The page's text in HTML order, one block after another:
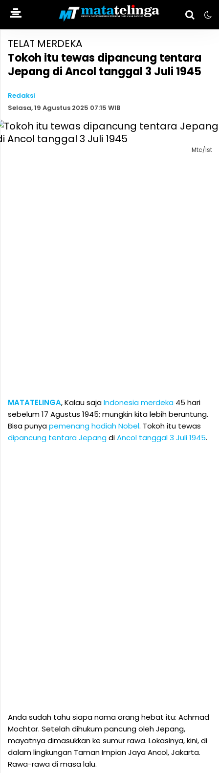
TELAT MERDEKA
Tokoh itu tewas dipancung tentara
Jepang di Ancol tanggal 3 Juli 1945
Redaksi
Selasa, 19 Agustus 2025 07:15 WIB
Mtc/Ist
MATATELINGA, Kalau sajaIndonesia merdeka 45 hari
sebelum 17 Agustus 1945; mungkin kita lebih beruntung.
Bisa punyapemenang hadiah Nobel. Tokoh itu tewas
dipancung tentara JepangdiAncol tanggal 3 Juli 1945.
Anda sudah tahu siapa nama orang hebat itu: Achmad
Mochtar. Setelah dihukum pancung oleh Jepang,
mayatnya dimasukkan ke sumur rawa. Lokasinya, kini, di
dalam lingkungan Taman Impian Jaya Ancol, Jakarta.
Rawa-rawa di masa lalu.